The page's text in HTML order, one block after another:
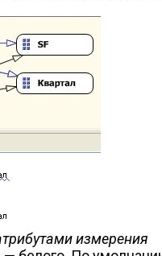
измерения